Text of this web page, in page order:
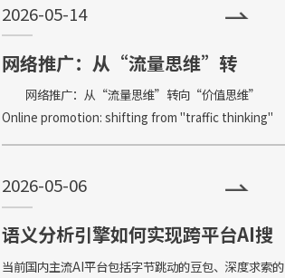
前小程序全国保有量已超过500万。
2026-05-14
网络推广：从“流量思维”转
向“价值思维”
网络推广：从“流量思维”转向“价值思维”
Online promotion: shifting from "traffic thinking"
2026-05-06
语义分析引擎如何实现跨平台AI搜
索占位
当前国内主流AI平台包括字节跳动的豆包、深度求索的